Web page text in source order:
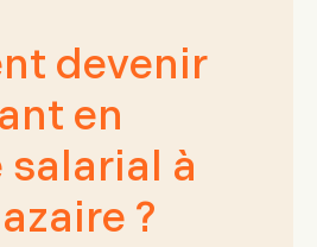
devenir
en
salarial à
?